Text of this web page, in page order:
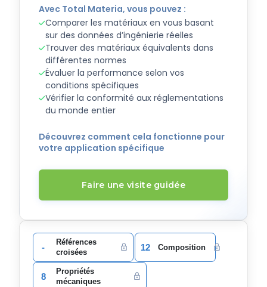
Avec Total Materia, vous pouvez :
Comparer les matériaux en vous basant
sur des données d’ingénierie réelles
Trouver des matériaux équivalents dans
différentes normes
Évaluer la performance selon vos
conditions spécifiques
Vérifier la conformité aux réglementations
du monde entier
Découvrez comment cela fonctionne pour
votre application spécifique
Faire une visite guidée
-
Références
croisées
12 Composition
8
Propriétés
mécaniques